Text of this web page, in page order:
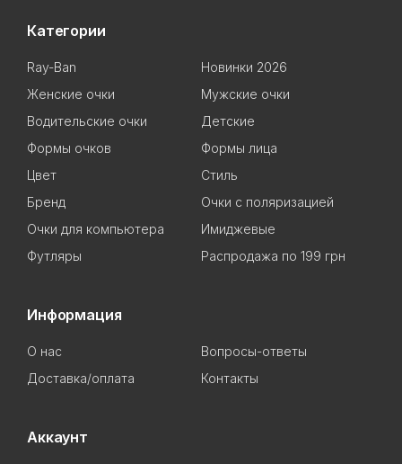
Категории
Ray-Ban
Новинки 2026
Женские очки
Мужские очки
Водительские очки
Детские
Формы очков
Формы лица
Цвет
Стиль
Бренд
Очки с поляризацией
Очки для компьютера
Имиджевые
Футляры
Распродажа по 199 грн
Информация
О нас
Вопросы-ответы
Доставка/оплата
Контакты
Аккаунт